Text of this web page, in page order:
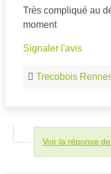
Très compliqué au
moment
Signaler l'avis
Trecobois
Voir la réponse